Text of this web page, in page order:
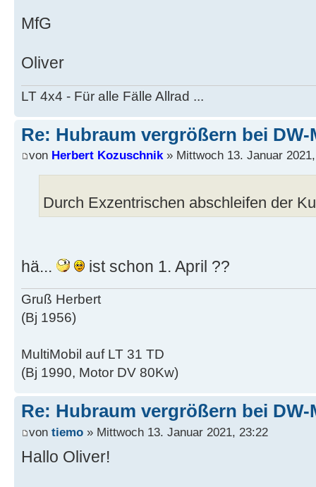
MfG
Oliver
LT 4x4 - Für alle Fälle Allrad ...
Re: Hubraum vergrößern bei
von Herbert Kozuschnik» Mittwoch 13. Januar
Durch Exzentrischen abschleifen der
hä... ist schon 1. April ??
Gruß Herbert
(Bj 1956)
MultiMobil auf LT 31 TD
(Bj 1990, Motor DV 80Kw)
Re: Hubraum vergrößern bei
von tiemo » Mittwoch 13. Januar 2021, 23:22
Hallo Oliver!